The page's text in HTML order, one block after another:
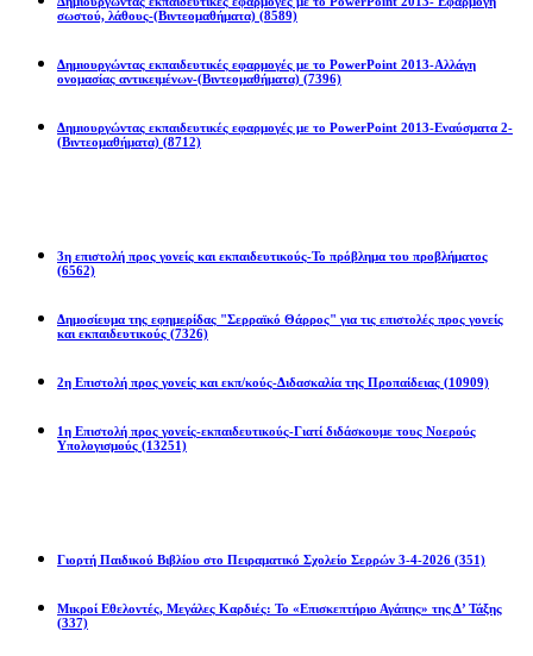
σωστού, λάθους-(Βιντεομαθήματα) (8589)
Δημιουργώντας εκπαιδευτικές εφαρμογές με το PowerPoint 2013-Αλλάγη
ονομασίας αντικειμένων-(Βιντεομαθήματα) (7396)
Δημιουργώντας εκπαιδευτικές εφαρμογές με το PowerPoint 2013-Εναύσματα 2-
(Βιντεομαθήματα) (8712)
3η επιστολή προς γονείς και εκπαιδευτικούς-Το πρόβλημα του προβλήματος
(6562)
Δημοσίευμα της εφημερίδας "Σερραϊκό Θάρρος" για τις επιστολές προς γονείς
και εκπαιδευτικούς (7326)
2η Eπιστολή προς γονείς και εκπ/κούς-Διδασκαλία της Προπαίδειας (10909)
1η Επιστολή προς γονείς-εκπαιδευτικούς-Γιατί διδάσκουμε τους Νοερούς
Υπολογισμούς (13251)
Γιορτή Παιδικού Βιβλίου στο Πειραματικό Σχολείο Σερρών 3-4-2026 (351)
Μικροί Εθελοντές, Μεγάλες Καρδιές: Το «Επισκεπτήριο Αγάπης» της Δ’ Τάξης
(337)